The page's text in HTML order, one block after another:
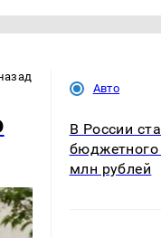
Авто
В России
бюджетного
млн рублей